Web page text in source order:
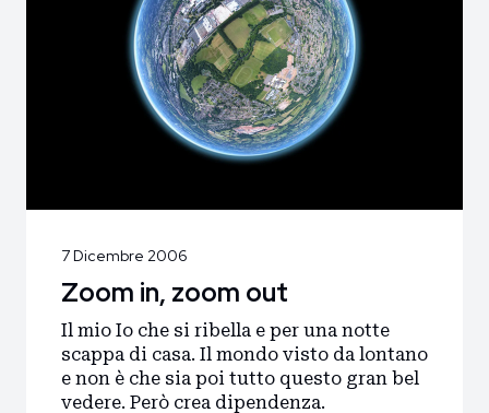
7 Dicembre 2006
Zoom in, zoom out
Il mio Io che si ribella e per una notte
scappa di casa. Il mondo visto da lontano
e non è che sia poi tutto questo gran bel
vedere. Però crea dipendenza.